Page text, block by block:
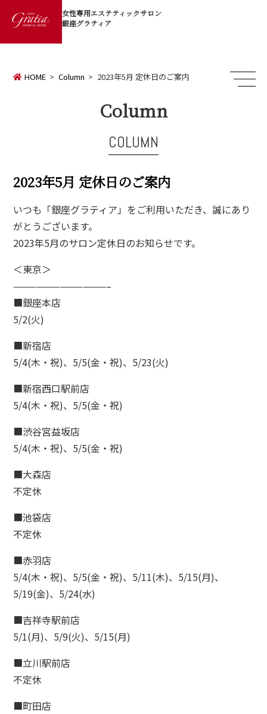
女性専用エステティックサロン
銀座グラティア
HOME Column 2023年5月 定休日のご案内
Column
COLUMN
2023年5月 定休日のご案内
いつも「銀座グラティア」をご利用いただき、誠にあり
がとうございます。
2023年5月のサロン定休日のお知らせです。
＜東京＞
————————————–
■銀座本店
5/2(火)
■新宿店
5/4(木・祝)、5/5(金・祝)、5/23(火)
■新宿西口駅前店
5/4(木・祝)、5/5(金・祝)
■渋谷宮益坂店
5/4(木・祝)、5/5(金・祝)
■大森店
不定休
■池袋店
不定休
■赤羽店
5/4(木・祝)、5/5(金・祝)、5/11(木)、5/15(月)、
5/19(金)、5/24(水)
■吉祥寺駅前店
5/1(月)、5/9(火)、5/15(月)
■立川駅前店
不定休
■町田店